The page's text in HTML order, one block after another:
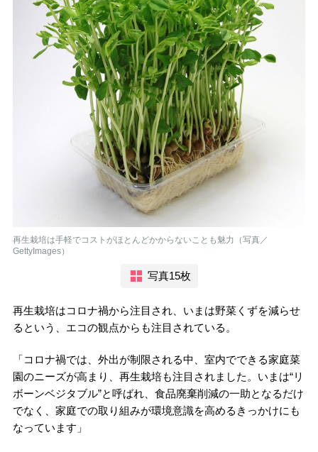
再生栽培は手軽でコストがほとんどかからないことも魅力（写真／
GettyImages）
写真15枚
再生栽培はコロナ禍から注目され、いまは野菜くずを減らせ
るという、エコの観点からも注目されている。
「コロナ禍では、外出が制限される中、室内でできる家庭菜
園のニーズが高まり、再生栽培も注目されました。いまは“リ
ボーンベジタブル”と呼ばれ、食品廃棄削減の一助となるだけ
でなく、家庭での取り組みが環境意識を高めるきっかけにも
なっています」